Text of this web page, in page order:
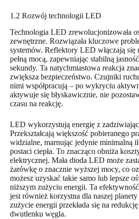
1.2 Rozwój technologii LED
Technologia LED zrewolucjonizowała
zewnętrzne. Rozwiązała kluczowe
systemów. Reflektory LED włączają się
pełną mocą, zapewniając stabilną
sekundy. Ta natychmiastowa reakcja
zwiększa bezpieczeństwo. Czujniki
nimi współpracują – po wykryciu
aktywuje się błyskawicznie, nie
czasu na reakcję.
LED wykorzystują energię z
Przekształcają większość pobieranego
widzialne, marnując jedynie minimalną
postaci ciepła. To znacząco obniża
elektrycznej. Mała dioda LED może
żarówkę o znacznie wyższej mocy, co
możesz uzyskać takie samo lub lepsze
niższym zużyciu energii. Ta
jest również korzystna dla naszej
zużycie energii przekłada się na
dwutlenku węgla.